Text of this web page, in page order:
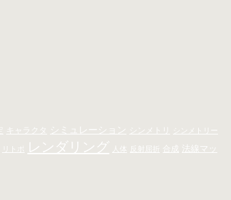
キャラクタ シミュレーション シンメトリ シンメトリー
レンダリング 人体 反射屈折 合成 法線マッ